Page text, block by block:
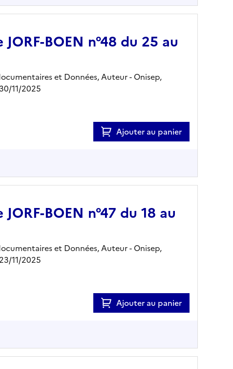
BOEN n°48 du 25 au
et Données, Auteur - Onisep,
11/2025
Ajouter au panier
BOEN n°47 du 18 au
et Données, Auteur - Onisep,
11/2025
Ajouter au panier